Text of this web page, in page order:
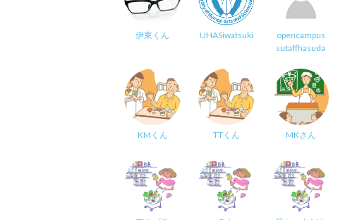
伊東くん UHASiwatsuki
opencampus
sutaffhasuda
KMくん TTくん MKさん